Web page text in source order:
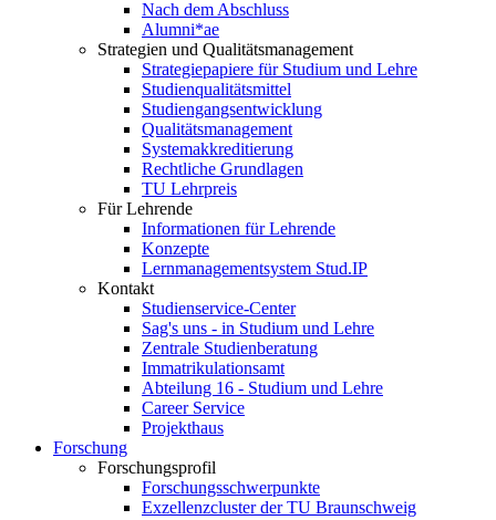
Nach dem Abschluss
Alumni*ae
Strategien und Qualitätsmanagement
Strategiepapiere für Studium und Lehre
Studienqualitätsmittel
Studiengangsentwicklung
Qualitätsmanagement
Systemakkreditierung
Rechtliche Grundlagen
TU Lehrpreis
Für Lehrende
Informationen für Lehrende
Konzepte
Lernmanagementsystem Stud.IP
Kontakt
Studienservice-Center
Sag's uns - in Studium und Lehre
Zentrale Studienberatung
Immatrikulationsamt
Abteilung 16 - Studium und Lehre
Career Service
Projekthaus
Forschung
Forschungsprofil
Forschungsschwerpunkte
Exzellenzcluster der TU Braunschweig